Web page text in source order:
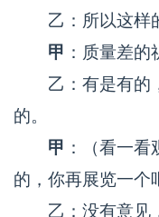
乙：所以这样的
甲 ：质量差
乙：有是有的，
的。
甲 ：（看一
的，你再展览一个
乙：没有意见，